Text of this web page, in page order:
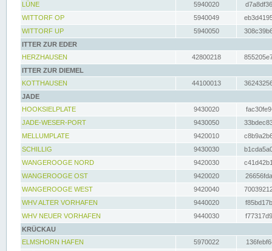
LÜNE
5940020
WITTORF OP
5940049
WITTORF UP
5940050
ITTER ZUR EDER
HERZHAUSEN
42800218
ITTER ZUR DIEMEL
KOTTHAUSEN
44100013
JADE
HOOKSIELPLATE
9430020
JADE-WESER-PORT
9430050
MELLUMPLATE
9420010
SCHILLIG
9430030
WANGEROOGE NORD
9420030
WANGEROOGE OST
9420020
WANGEROOGE WEST
9420040
WHV ALTER VORHAFEN
9440020
WHV NEUER VORHAFEN
9440030
KRÜCKAU
ELMSHORN HAFEN
5970022